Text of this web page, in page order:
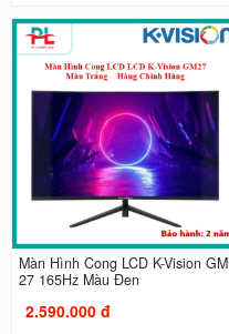
Màn Hình Cong LCD K-Vision GM
27 165Hz Màu Đen
2.590.000 đ